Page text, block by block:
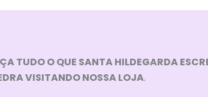
TUDO O QUE SANTA HILDEGARDA
VISITANDO NOSSA LOJA.